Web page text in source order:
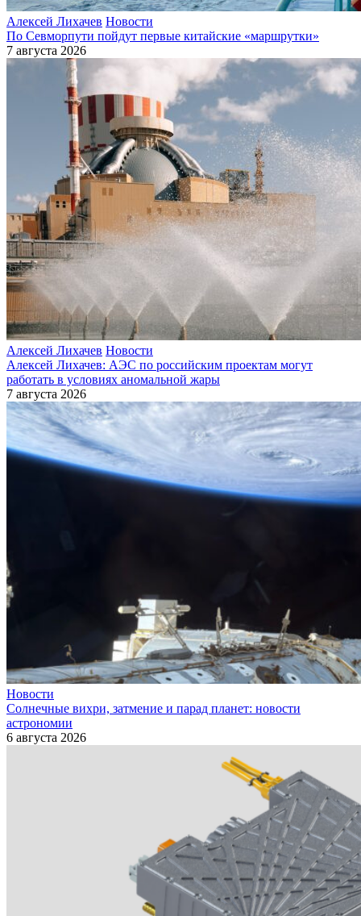
Алексей Лихачев Новости
По Севморпути пойдут первые китайские «маршрутки»
7 августа 2026
Алексей Лихачев Новости
Алексей Лихачев: АЭС по российским проектам могут
работать в условиях аномальной жары
7 августа 2026
Новости
Солнечные вихри, затмение и парад планет: новости
астрономии
6 августа 2026